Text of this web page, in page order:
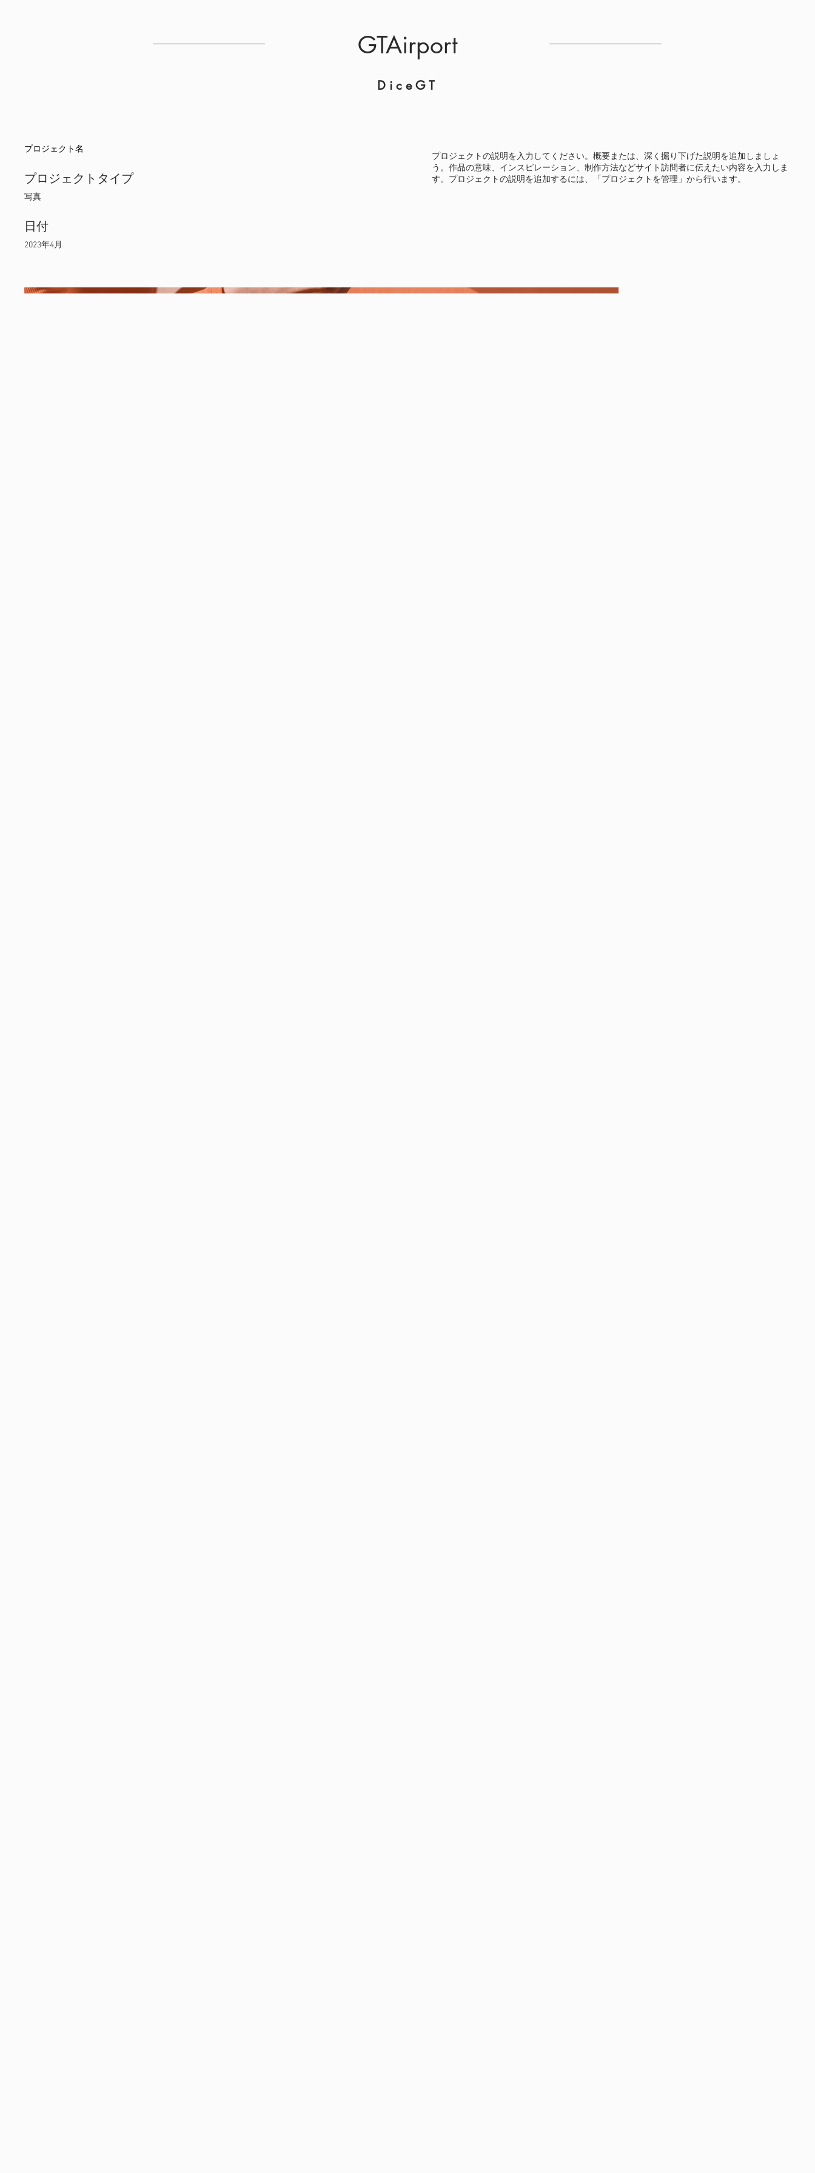
​GTAirport
​DiceGT
プロジェクト名
プロジェクトタイプ
写真
日付
2023年4月
プロジェクトの説明を入力してください。概要または、深く掘り下げた説明を追加しましょ
う。作品の意味、インスピレーション、制作方法などサイト訪問者に伝えたい内容を入力しま
す。プロジェクトの説明を追加するには、「プロジェクトを管理」から行います。